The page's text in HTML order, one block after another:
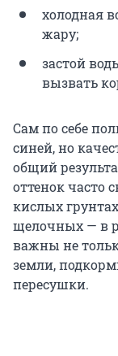
холодная
жару;
застой
вызвать
Сам по себе
синей, но
общий
оттенок часто
кислых
щелочных — в
важны не
земли,
пересушки.